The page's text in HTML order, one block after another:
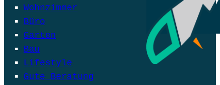
Wohnzimmer
Büro
Garten
Bau
Lifestyle
Gute Beratung